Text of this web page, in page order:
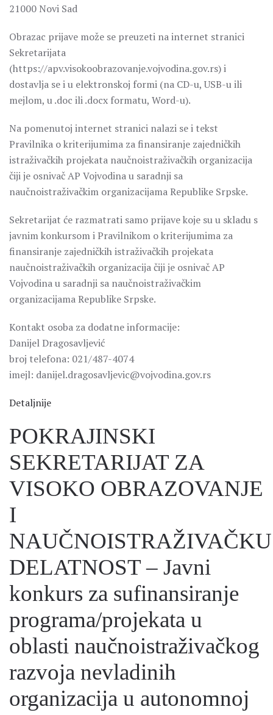
21000 Novi Sad
Obrazac prijave može se preuzeti na internet stranici
Sekretarijata
(https://apv.visokoobrazovanje.vojvodina.gov.rs) i
dostavlja se i u elektronskoj formi (na CD-u, USB-u ili
mejlom, u .doc ili .docx formatu, Word-u).
Na pomenutoj internet stranici nalazi se i tekst
Pravilnika o kriterijumima za finansiranje zajedničkih
istraživačkih projekata naučnoistraživačkih organizacija
čiji je osnivač AP Vojvodina u saradnji sa
naučnoistraživačkim organizacijama Republike Srpske.
Sekretarijat će razmatrati samo prijave koje su u skladu s
javnim konkursom i Pravilnikom o kriterijumima za
finansiranje zajedničkih istraživačkih projekata
naučnoistraživačkih organizacija čiji je osnivač AP
Vojvodina u saradnji sa naučnoistraživačkim
organizacijama Republike Srpske.
Kontakt osoba za dodatne informacije:
Danijel Dragosavljević
broj telefona: 021/487-4074
imejl: danijel.dragosavljevic@vojvodina.gov.rs
Detaljnije
POKRAJINSKI
SEKRETARIJAT ZA
VISOKO OBRAZOVANJE
I
NAUČNOISTRAŽIVAČKU
DELATNOST – Javni
konkurs za sufinansiranje
programa/projekata u
oblasti naučnoistraživačkog
razvoja nevladinih
organizacija u autonomnoj